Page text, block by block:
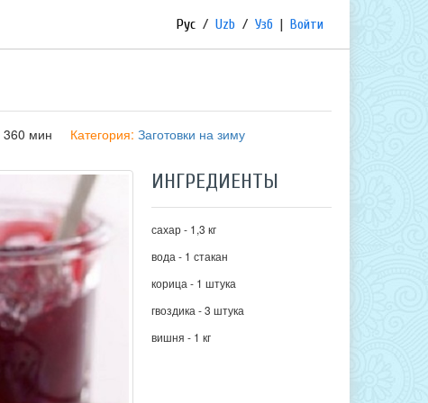
Рус / Uzb / Узб | Войти
360 мин Категория: Заготовки на зиму
ИНГРЕДИЕНТЫ
сахар - 1,3 кг
вода - 1 стакан
корица - 1 штука
гвоздика - 3 штука
вишня - 1 кг